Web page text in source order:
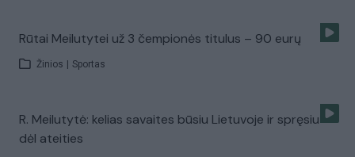
Rūtai Meilutytei už 3 čempionės titulus – 90 eurų
Žinios | Sportas
R. Meilutytė: kelias savaites būsiu Lietuvoje ir spręsiu
dėl ateities